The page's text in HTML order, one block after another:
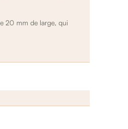
20 mm de large, qui